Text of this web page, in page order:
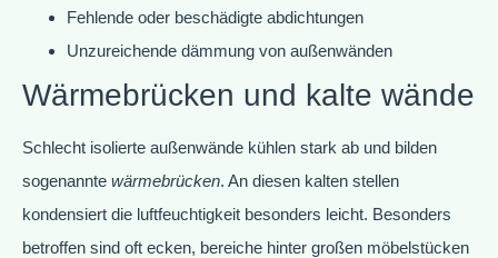
Fehlende oder beschädigte abdichtungen
Unzureichende dämmung von außenwänden
Wärmebrücken und kalte wände
Schlecht isolierte außenwände kühlen stark ab und bilden
sogenannte wärmebrücken. An diesen kalten stellen
kondensiert die luftfeuchtigkeit besonders leicht. Besonders
betroffen sind oft ecken, bereiche hinter großen möbelstücken